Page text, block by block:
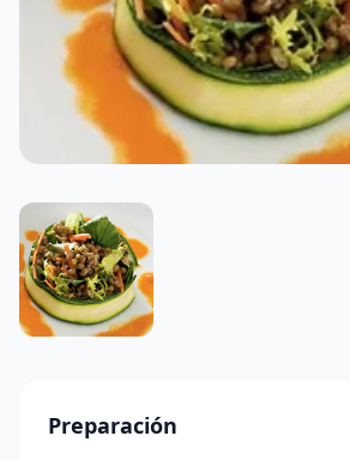
Preparación